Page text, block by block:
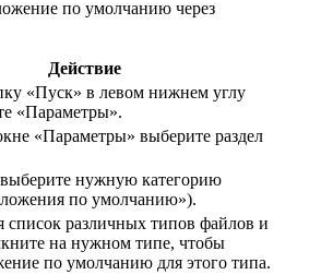
по умолчанию через
Действие
«Пуск» в левом нижнем углу
«Параметры».
«Параметры» выберите раздел
нужную категорию
по умолчанию»).
список различных типов файлов и
на нужном типе, чтобы
по умолчанию для этого типа.